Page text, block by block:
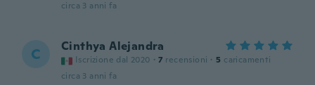
circa 3 anni fa
C Cinthya Alejandra
Iscrizione dal 2020 · 7 recensioni · 5 caricamenti
circa 3 anni fa